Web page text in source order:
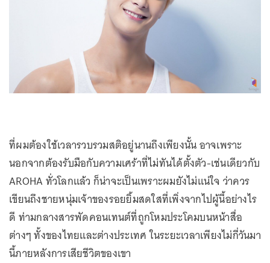
ที่ผมต้องใช้เวลารวบรวมสติอยู่นานถึงเพียงนั้น อาจเพราะ
นอกจากต้องรับมือกับความเศร้าที่ไม่ทันได้ตั้งตัว-เช่นเดียวกับ
AROHA ทั่วโลกแล้ว ก็น่าจะเป็นเพราะผมยังไม่แน่ใจ ว่าควร
เขียนถึงชายหนุ่มเจ้าของรอยยิ้มสดใสที่เพิ่งจากไปผู้นี้อย่างไร
ดี ท่ามกลางสารพัดคอนเทนต์ที่ถูกโหมประโคมบนหน้าสื่อ
ต่างๆ ทั้งของไทยและต่างประเทศ ในระยะเวลาเพียงไม่กี่วันมา
นี้ภายหลังการเสียชีวิตของเขา